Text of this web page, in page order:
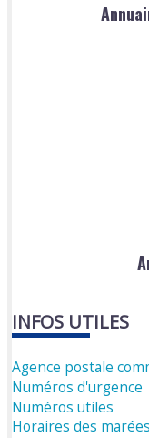
INFOS UTILES
Agence postale
Numéros d'urgence
Numéros utiles
Horaires des marées